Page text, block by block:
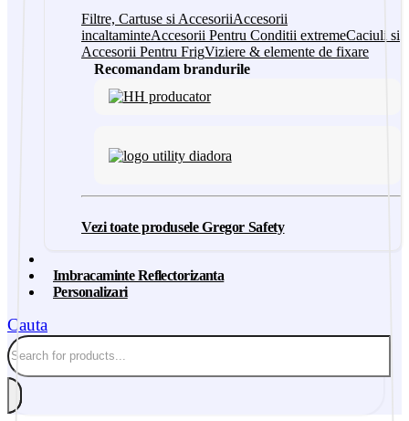
Filtre, Cartuse si AccesoriiAccesorii
incaltaminteAccesorii Pentru Conditii extremeCaciuli si
Accesorii Pentru FrigViziere & elemente de fixare
Recomandam brandurile
Vezi toate produsele Gregor Safety
Imbracaminte Reflectorizanta
Personalizari
Cauta